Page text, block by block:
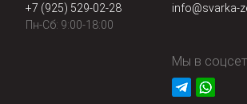
+7 (925) 529-02-28
Пн-Сб: 9:00-18:00
info@svarka-
Мы в